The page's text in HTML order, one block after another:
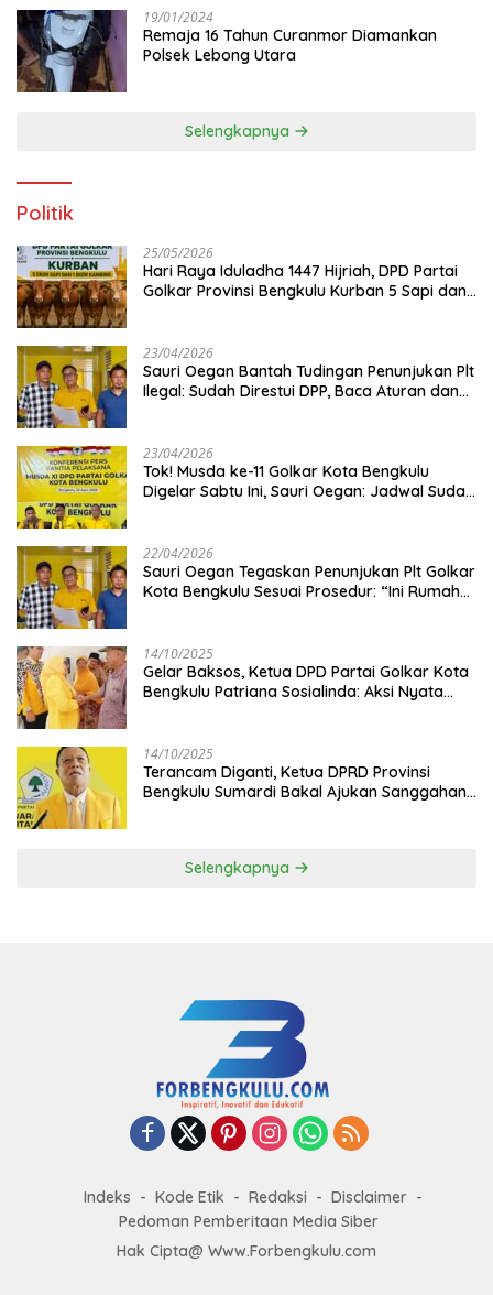
19/01/2024
Remaja 16 Tahun Curanmor Diamankan
Polsek Lebong Utara
Selengkapnya
Politik
25/05/2026
Hari Raya Iduladha 1447 Hijriah, DPD Partai
Golkar Provinsi Bengkulu Kurban 5 Sapi dan 1
23/04/2026
Sauri Oegan Bantah Tudingan Penunjukan Plt
Ilegal: Sudah Direstui DPP, Baca Aturan dan
23/04/2026
‎Tok! Musda ke-11 Golkar Kota Bengkulu
Digelar Sabtu Ini, Sauri Oegan: Jadwal Sudah
22/04/2026
Sauri Oegan Tegaskan Penunjukan Plt Golkar
Kota Bengkulu Sesuai Prosedur: “Ini Rumah
14/10/2025
‎Gelar Baksos, Ketua DPD Partai Golkar Kota
Bengkulu Patriana Sosialinda: Aksi Nyata
14/10/2025
Terancam Diganti, Ketua DPRD Provinsi
Bengkulu Sumardi Bakal Ajukan Sanggahan
Selengkapnya
Indeks Kode Etik Redaksi
Disclaimer
Pedoman Pemberitaan Media Siber
Hak Cipta@ Www.Forbengkulu.com